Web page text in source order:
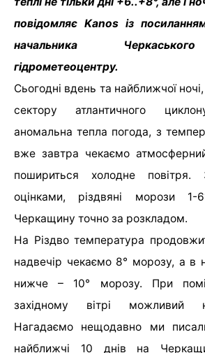
повідомляє Kanos із
начальника
гідрометеоцентру.
Сьогодні вдень та найближчої
сектору атлантичного
аномальна тепла погода, з
вже завтра чекаємо
пошириться холодне повітря.
оцінками, різдвяні морози
Черкащину точно за розкладом.
На Різдво температура
надвечір чекаємо 8° морозу, а в
нижче – 10° морозу. При
західному вітрі можливий
Нагадаємо нещодавно ми
найближчі 10 днів на